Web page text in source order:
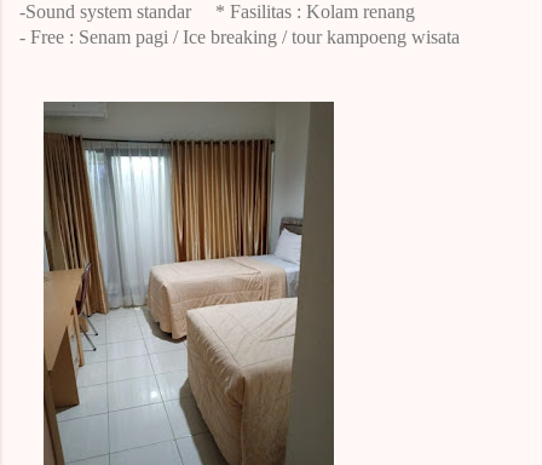
-Sound system standar * Fasilitas : Kolam renang
- Free : Senam pagi / Ice breaking / tour kampoeng wisata